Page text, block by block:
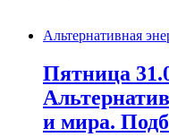
Альтернативная
Пятница
и мира.